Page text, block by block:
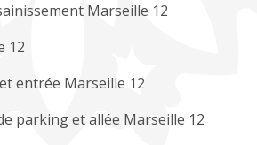
Marseille 12
12
entrée Marseille 12
parking et allée Marseille 12